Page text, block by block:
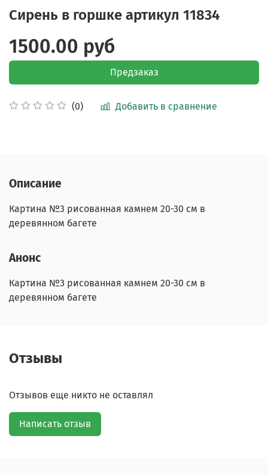
Сирень в горшке артикул 11834
(0) Добавить в сравнение
1500.00 руб
Предзаказ
Описание
Картина №3 рисованная камнем 20-30 см в
деревянном багете
Анонс
Картина №3 рисованная камнем 20-30 см в
деревянном багете
Отзывы
Отзывов еще никто не оставлял
Написать отзыв